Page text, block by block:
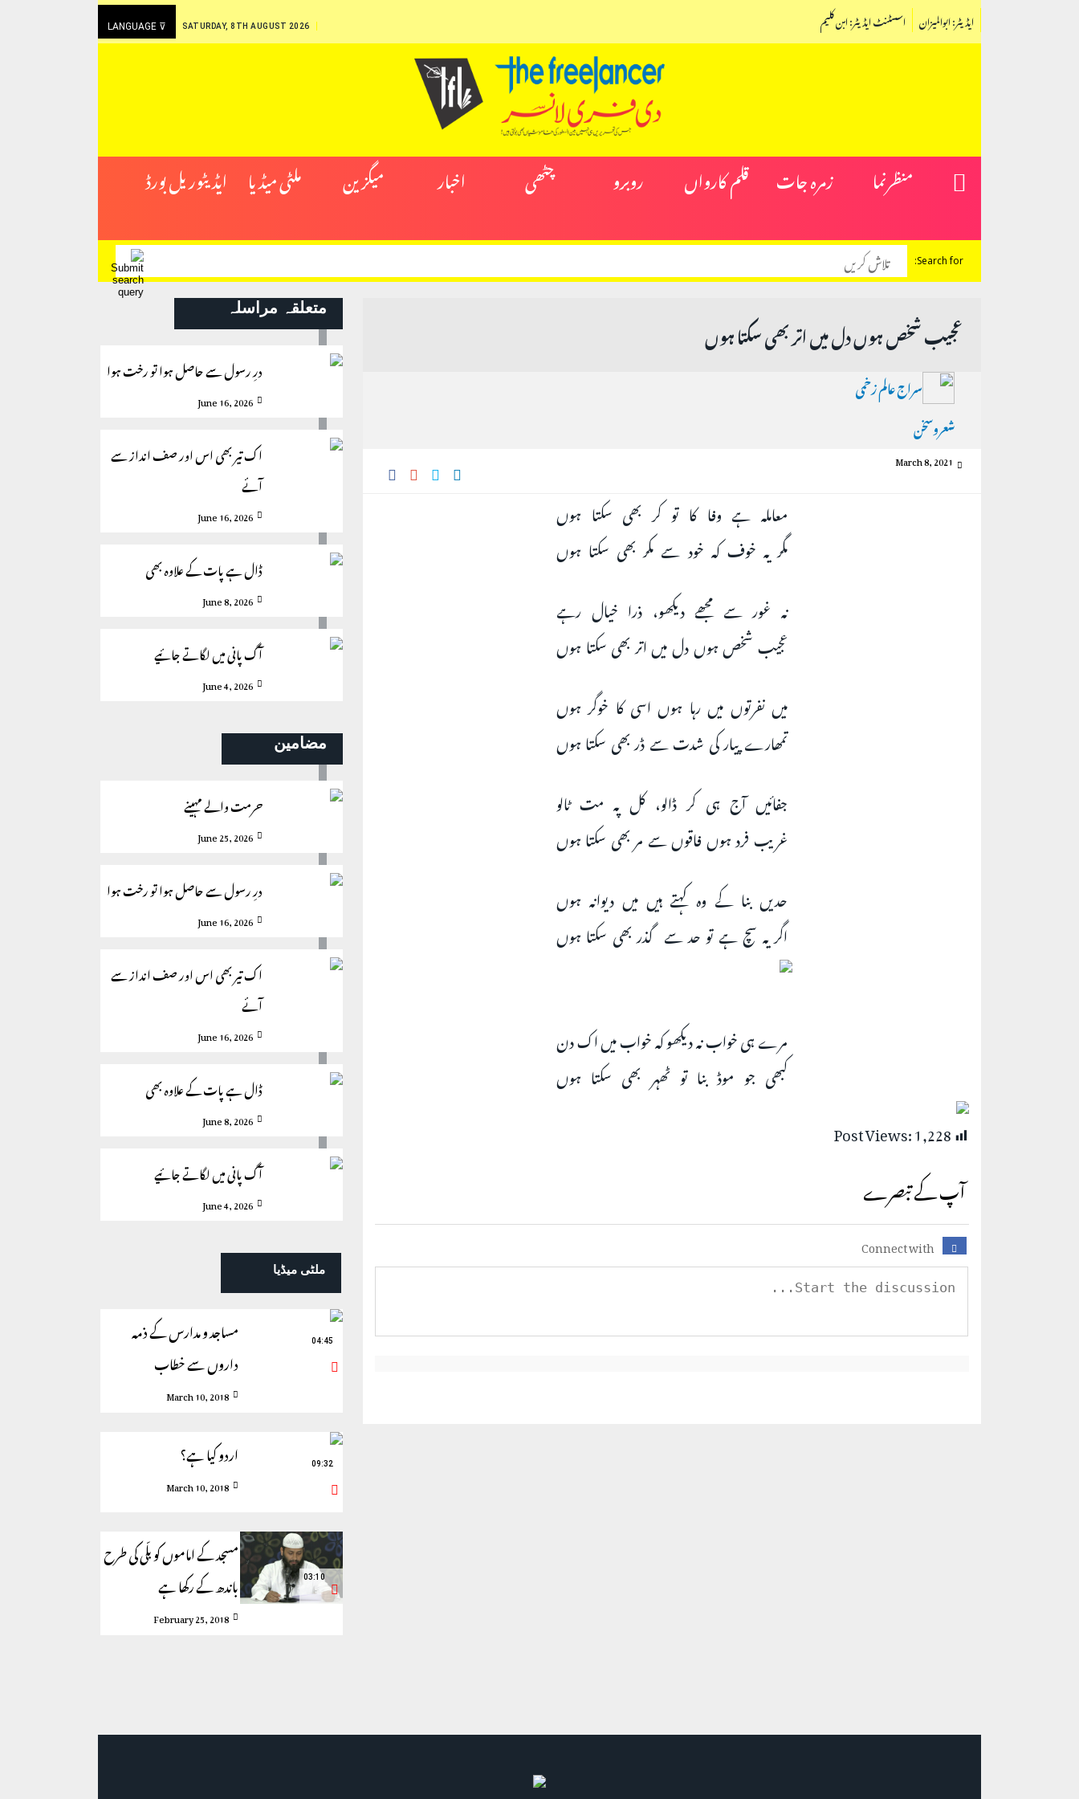
LANGUAGE ⊽ SATURDAY, 8TH AUGUST 2026 اسسٹنٹ ایڈیٹر: ابن کلیم ایڈیٹر: ابوالمیزان
منظرنما زمرہ جات قلم کارواں روبرو چٹھی اخبار میگزین ملٹی میڈیا ایڈیٹوریل بورڈ
Search for:
عجیب شخص ہوں دل میں اتر بھی سکتا ہوں
سراج عالم زخمی
شعروسخن
March 8, 2021
معاملہ ہے وفا کا تو کر بھی سکتا ہوں
مگر یہ خوف کہ خود سے مکر بھی سکتا ہوں
نہ غور سے مجھے دیکھو، ذرا خیال رہے
عجیب شخص ہوں دل میں اتر بھی سکتا ہوں
میں نفرتوں میں رہا ہوں اسی کا خوگر ہوں
تمھارے پیار کی شدت سے ڈر بھی سکتا ہوں
جفائیں آج ہی کر ڈالو، کل پہ مت ٹالو
غریب فرد ہوں فاقوں سے مر بھی سکتا ہوں
حدیں بنا کے وہ کہتے ہیں میں دیوانہ ہوں
اگر یہ سچ ہے تو حد سے گذر بھی سکتا ہوں
مرے ہی خواب نہ دیکھو کہ خواب میں اک دن
کبھی جو موڈ بنا تو ٹھہر بھی سکتا ہوں
Post Views:1,228
آپ کے تبصرے
Connect with
متعلقہ مراسلہ
درِ رسول سے حاصل ہوا تو رخت ہوا
June 16, 2026
اک تیر بھی اس اور صف انداز سے
آئے
June 16, 2026
ڈال ہے پات کے علاوہ بھی
June 8, 2026
آگ پانی میں لگاتے جائیے
June 4, 2026
مضامین
حرمت والے مہینے
June 25, 2026
درِ رسول سے حاصل ہوا تو رخت ہوا
June 16, 2026
اک تیر بھی اس اور صف انداز سے
آئے
June 16, 2026
ڈال ہے پات کے علاوہ بھی
June 8, 2026
آگ پانی میں لگاتے جائیے
June 4, 2026
ملٹی میڈیا
مساجد و مدارس کے ذمہ
داروں سے خطاب
March 10, 2018
04:45
اردو کیا ہے؟
March 10, 2018
09:32
مسجد کے اماموں کو بلّی کی طرح
باندھ کے رکھا ہے
February 25, 2018
03:10